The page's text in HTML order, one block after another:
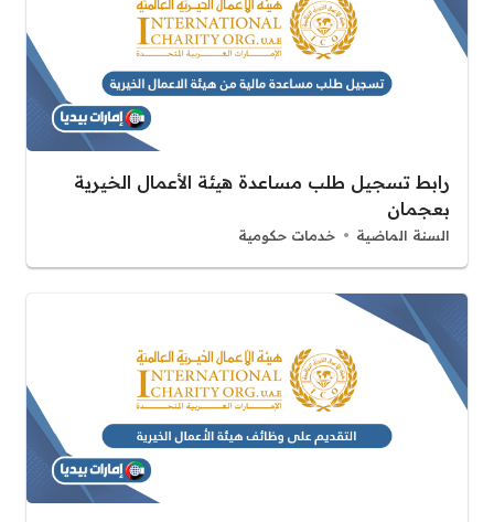
رابط تسجيل طلب مساعدة هيئة الأعمال الخيرية
بعجمان
السنة الماضية خدمات حكومية